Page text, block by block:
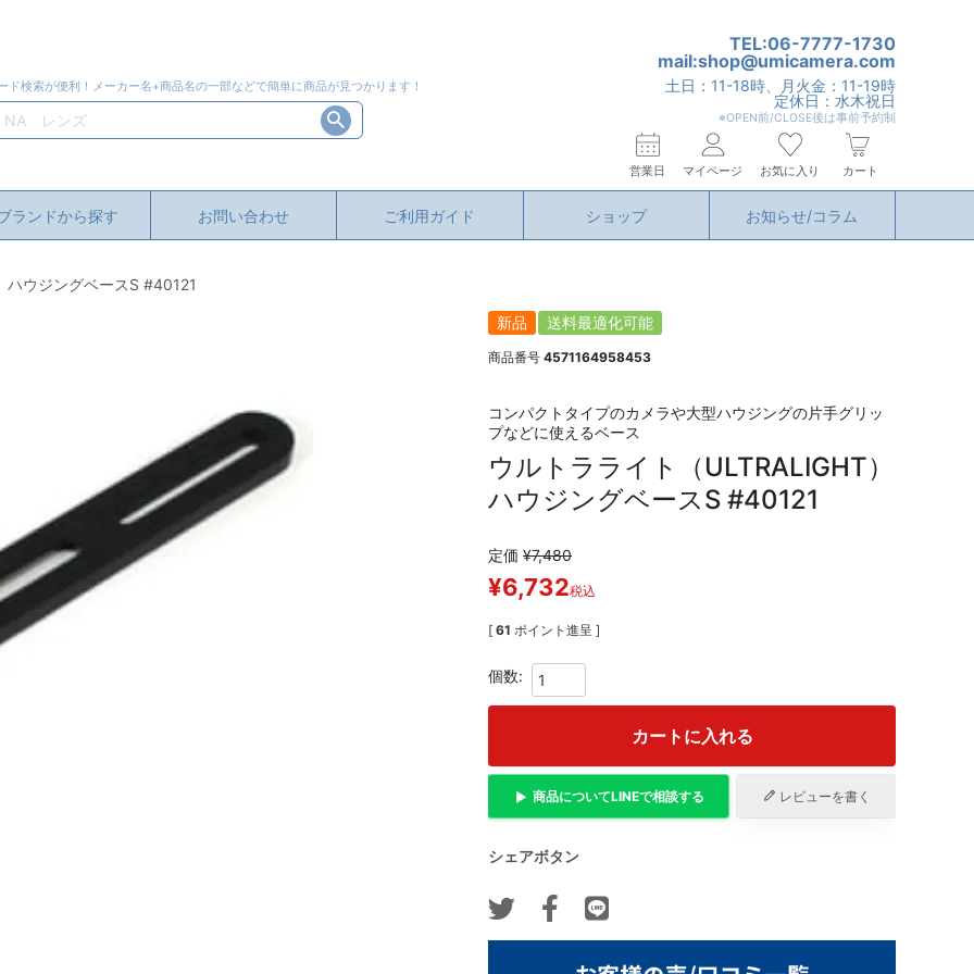
ド検索が便利！メーカー名+商品名の一部などで簡単に商品が見つかります！
TEL:06-7777-1730
mail:shop@umicamera.com
土日：11-18時、月火金：11-19時
定休日：水木祝日
※OPEN前/CLOSE後は事前予約制
営業日 マイページ お気に入り カート
ランドから探す お問い合わせ ご利用ガイド ショップ お知らせ/コラム
ハウジングベースS #40121
新品 送料最適化可能
商品番号 4571164958453
コンパクトタイプのカメラや大型ハウジングの片手グリッ
プなどに使えるベース
ウルトラライト（ULTRALIGHT）
ハウジングベースS #40121
定価 ¥7,480
¥6,732税込
[ 61 ポイント進呈 ]
カートに入れる
商品についてLINEで相談する レビューを書く
シェアボタン